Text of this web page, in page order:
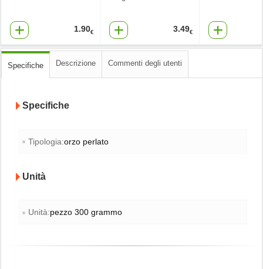
1.90€ 3.49€
Specifiche Descrizione Commenti degli utenti
Specifiche
Tipologia:orzo perlato
Unità
Unità:pezzo 300 grammo